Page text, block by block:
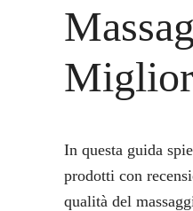
In questa guida
prodotti con
qualità del